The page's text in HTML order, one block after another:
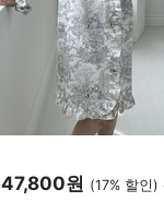
47,800원 (17% 할인)